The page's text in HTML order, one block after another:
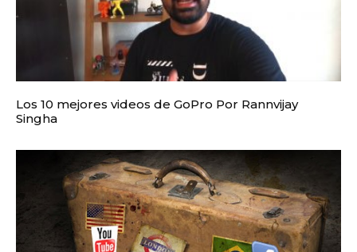
Los 10 mejores videos de GoPro Por Rannvijay
Singha